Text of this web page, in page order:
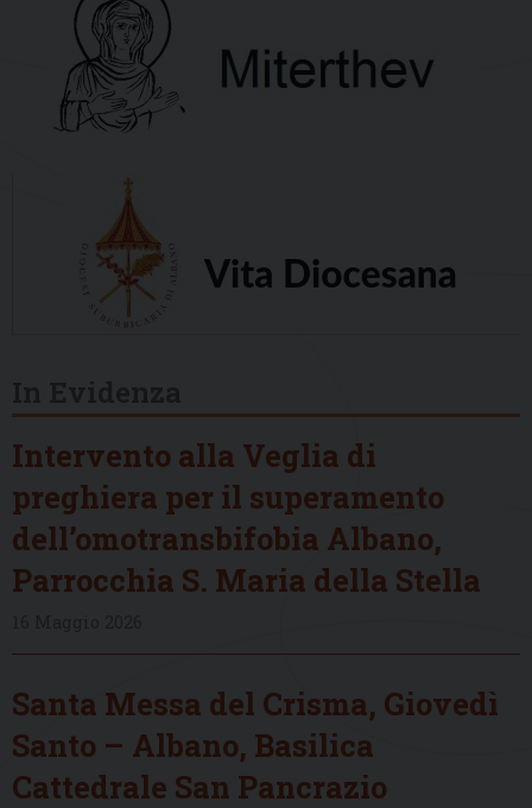
Intervento alla Veglia di
preghiera per il superamento
dell’omotransbifobia Albano,
Parrocchia S. Maria della Stella
Santa Messa del Crisma, Giovedì
Santo – Albano, Basilica
Cattedrale San Pancrazio